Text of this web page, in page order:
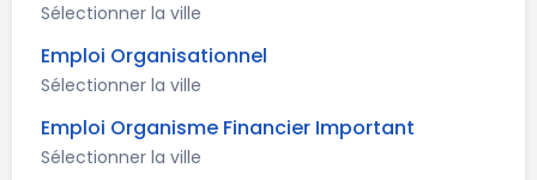
Sélectionner la ville
Emploi Organisationnel
Sélectionner la ville
Emploi Organisme Financier Important
Sélectionner la ville